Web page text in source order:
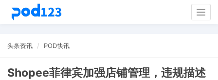
头条资讯 POD快讯
Shopee菲律宾加强店铺管理，违规描述